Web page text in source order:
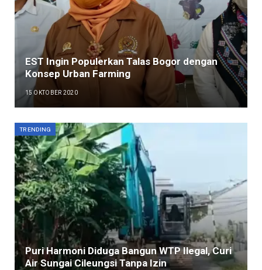
EST Ingin Populerkan Talas Bogor dengan
Konsep Urban Farming
15 OKTOBER 2020
TRENDING
Puri Harmoni Diduga Bangun WTP Ilegal, Curi
Air Sungai Cileungsi Tanpa Izin